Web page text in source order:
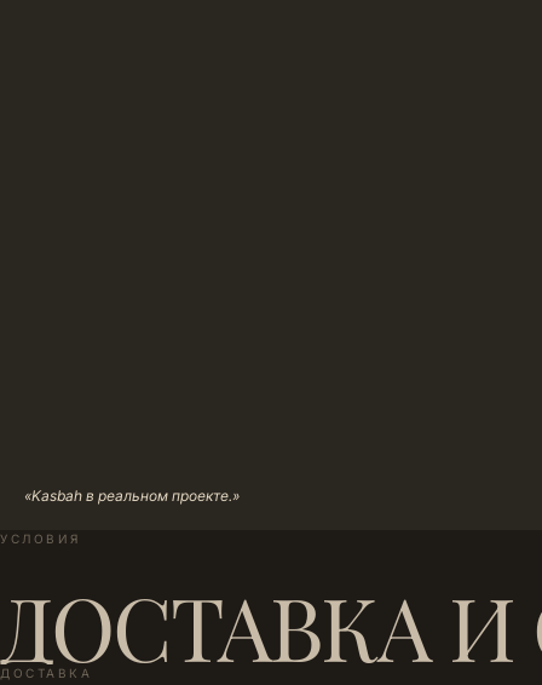
«Kasbah в реальном проекте.»
УСЛОВИЯ
ДОСТАВКА
ДОСТАВКА